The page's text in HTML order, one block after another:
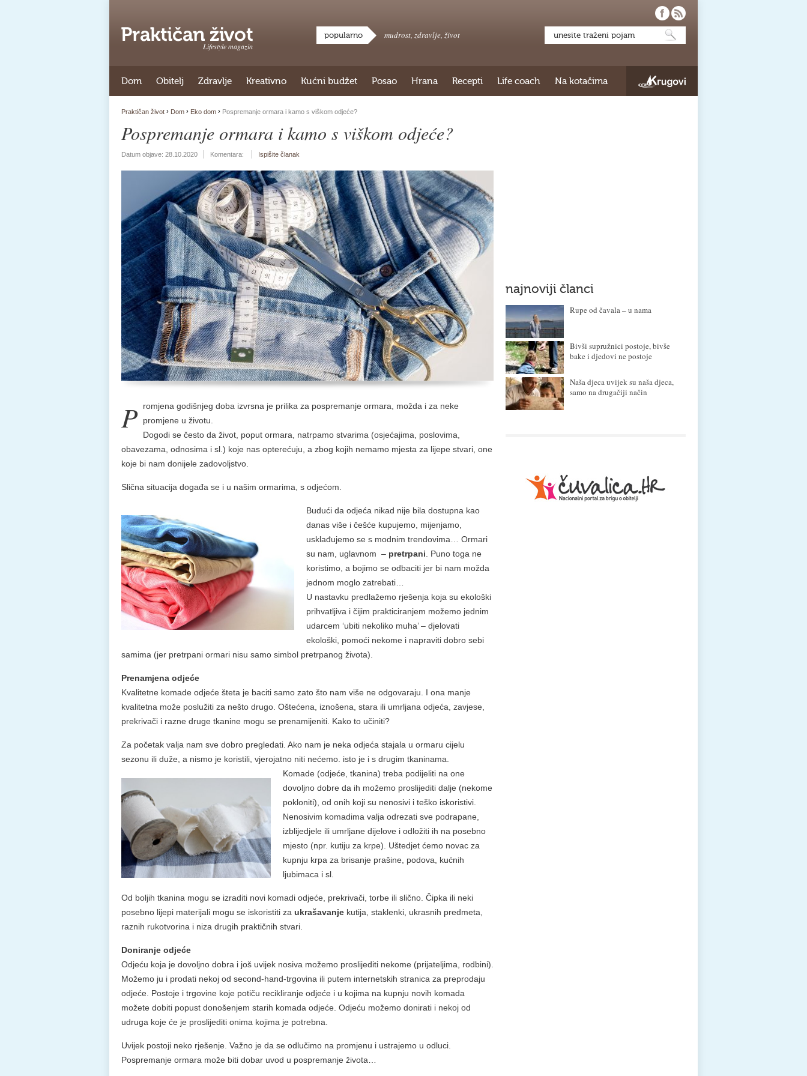
Lifestyle magazin
popularno mudrost, zdravlje, život
Dom Obitelj Zdravlje Kreativno Kućni budžet Posao Hrana Recepti Life coach Na kotačima
Praktičan život › Dom › Eko dom › Pospremanje ormara i kamo s viškom odjeće?
Pospremanje ormara i kamo s viškom odjeće?
Datum objave: 28.10.2020 Komentara: Ispišite članak
P romjena godišnjeg doba izvrsna je prilika za pospremanje ormara, možda i za neke
promjene u životu.
Dogodi se često da život, poput ormara, natrpamo stvarima (osjećajima, poslovima,
obavezama, odnosima i sl.) koje nas opterećuju, a zbog kojih nemamo mjesta za lijepe stvari, one
koje bi nam donijele zadovoljstvo.
Slična situacija događa se i u našim ormarima, s odjećom.
Budući da odjeća nikad nije bila dostupna kao
danas više i češće kupujemo, mijenjamo,
usklađujemo se s modnim trendovima… Ormari
su nam, uglavnom – pretrpani . Puno toga ne
koristimo, a bojimo se odbaciti jer bi nam možda
jednom moglo zatrebati…
U nastavku predlažemo rješenja koja su ekološki
prihvatljiva i čijim prakticiranjem možemo jednim
udarcem ‘ubiti nekoliko muha’ – djelovati
ekološki, pomoći nekome i napraviti dobro sebi
samima (jer pretrpani ormari nisu samo simbol pretrpanog života).
Prenamjena odjeće
Kvalitetne komade odjeće šteta je baciti samo zato što nam više ne odgovaraju. I ona manje
kvalitetna može poslužiti za nešto drugo. Oštećena, iznošena, stara ili umrljana odjeća, zavjese,
prekrivači i razne druge tkanine mogu se prenamijeniti. Kako to učiniti?
Za početak valja nam sve dobro pregledati. Ako nam je neka odjeća stajala u ormaru cijelu
sezonu ili duže, a nismo je koristili, vjerojatno niti nećemo. isto je i s drugim tkaninama.
Komade (odjeće, tkanina) treba podijeliti na one
dovoljno dobre da ih možemo proslijediti dalje (nekome
pokloniti), od onih koji su nenosivi i teško iskoristivi.
Nenosivim komadima valja odrezati sve podrapane,
izblijedjele ili umrljane dijelove i odložiti ih na posebno
mjesto (npr. kutiju za krpe). Uštedjet ćemo novac za
kupnju krpa za brisanje prašine, podova, kućnih
ljubimaca i sl.
Od boljih tkanina mogu se izraditi novi komadi odjeće, prekrivači, torbe ili slično. Čipka ili neki
posebno lijepi materijali mogu se iskoristiti za ukrašavanje kutija, staklenki, ukrasnih predmeta,
raznih rukotvorina i niza drugih praktičnih stvari.
Doniranje odjeće
Odjeću koja je dovoljno dobra i još uvijek nosiva možemo proslijediti nekome (prijateljima, rodbini).
Možemo ju i prodati nekoj od second-hand-trgovina ili putem internetskih stranica za preprodaju
odjeće. Postoje i trgovine koje potiču recikliranje odjeće i u kojima na kupnju novih komada
možete dobiti popust donošenjem starih komada odjeće. Odjeću možemo donirati i nekoj od
udruga koje će je proslijediti onima kojima je potrebna.
Uvijek postoji neko rješenje. Važno je da se odlučimo na promjenu i ustrajemo u odluci.
Pospremanje ormara može biti dobar uvod u pospremanje života…
najnoviji članci
Rupe od čavala – u nama
Bivši supružnici postoje, bivše
bake i djedovi ne postoje
Naša djeca uvijek su naša djeca,
samo na drugačiji način